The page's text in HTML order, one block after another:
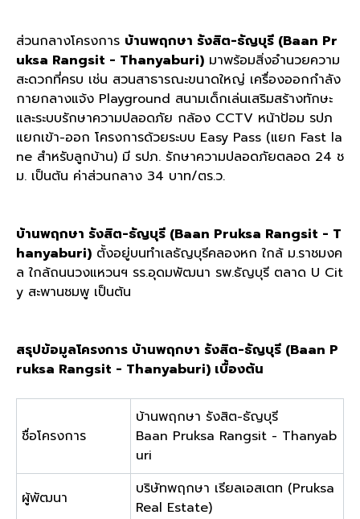
ส่วนกลางโครงการ บ้านพฤกษา รังสิต-ธัญบุรี (Baan Pr
uksa Rangsit - Thanyaburi) มาพร้อมสิ่งอำนวยความ
สะดวกที่ครบ เช่น สวนสาธารณะขนาดใหญ่ เครื่องออกกำลัง
กายกลางแจ้ง Playground สนามเด็กเล่นเสริมสร้างทักษะ
และระบบรักษาความปลอดภัย กล้อง CCTV หน้าป้อม รปภ
แยกเข้า-ออก โครงการด้วยระบบ Easy Pass (แยก Fast la
ne สำหรับลูกบ้าน) มี รปภ. รักษาความปลอดภัยตลอด 24 ช
ม. เป็นต้น ค่าส่วนกลาง 34 บาท/ตร.ว.
บ้านพฤกษา รังสิต-ธัญบุรี (Baan Pruksa Rangsit - T
hanyaburi) ตั้งอยู่บนทำเลธัญบุรีคลองหก ใกล้ ม.ราชมงค
ล ใกล้ถนนวงแหวนฯ รร.อุดมพัฒนา รพ.ธัญบุรี ตลาด U Cit
y สะพานชมพู เป็นต้น
สรุปข้อมูลโครงการ บ้านพฤกษา รังสิต-ธัญบุรี (Baan P
ruksa Rangsit - Thanyaburi) เบื้องต้น
ชื่อโครงการ
บ้านพฤกษา รังสิต-ธัญบุรี
Baan Pruksa Rangsit - Thanyab
uri
ผู้พัฒนา
บริษัทพฤกษา เรียลเอสเตท (Pruksa
Real Estate)